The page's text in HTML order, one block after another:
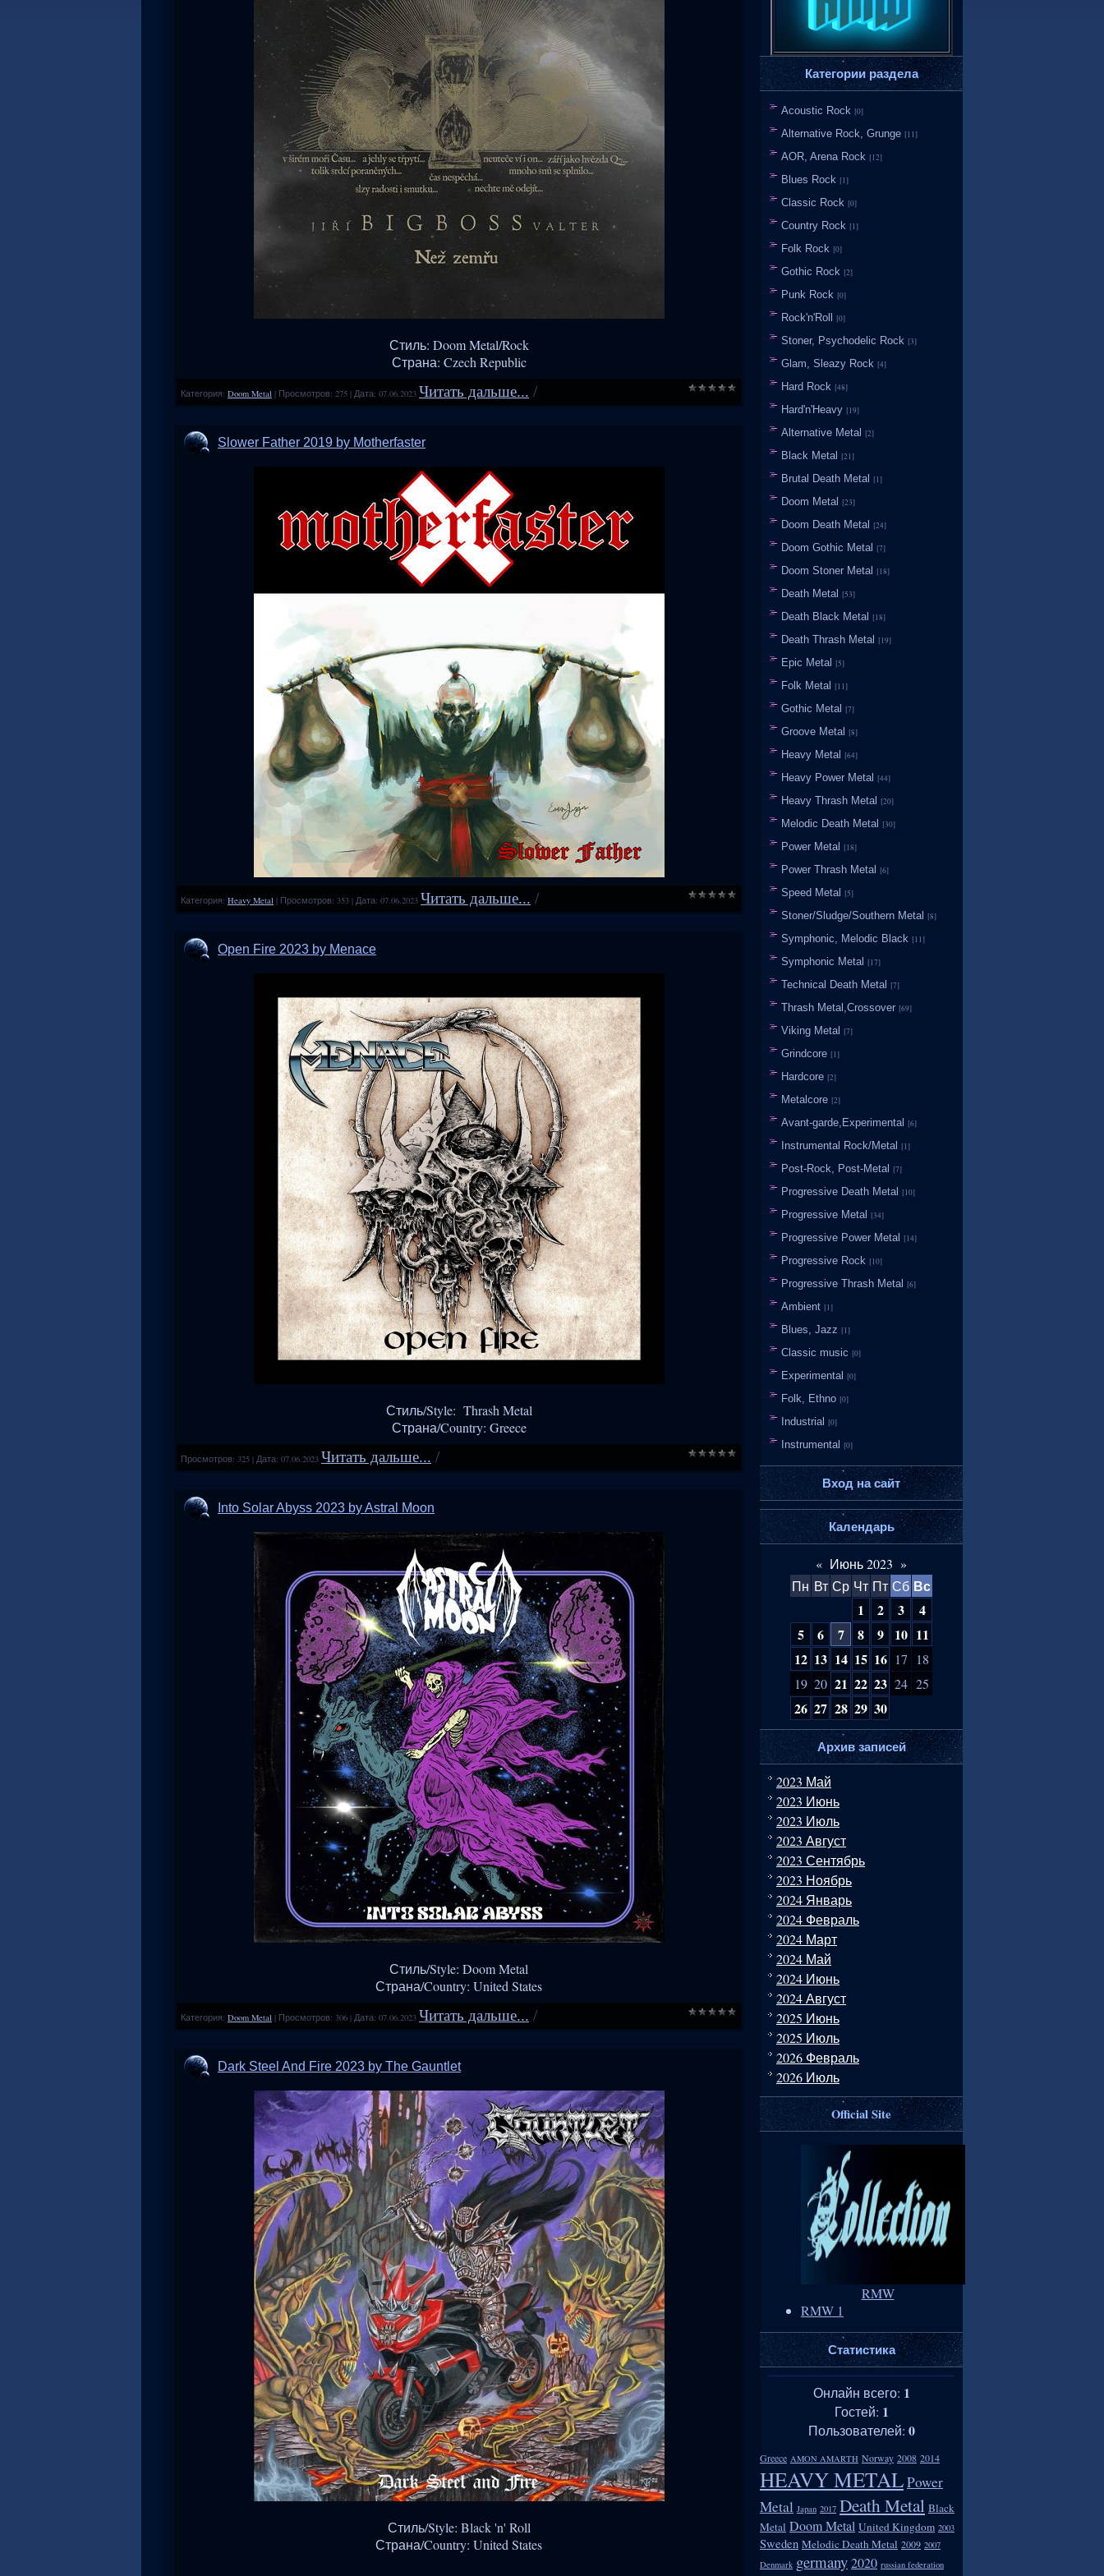
Стиль: Doom Metal/Rock
Страна: Czech Republic
Категория: Doom Metal | Просмотров: 275 | Дата: 07.06.2023 Читать дальше... /
Slower Father 2019 by Motherfaster
Категория: Heavy Metal | Просмотров: 353 | Дата: 07.06.2023 Читать дальше... /
Open Fire 2023 by Menace
Стиль/Style: Thrash Metal
Страна/Country: Greece
Просмотров: 325 | Дата: 07.06.2023 Читать дальше... /
Into Solar Abyss 2023 by Astral Moon
Стиль/Style: Doom Metal
Страна/Country: United States
Категория: Doom Metal | Просмотров: 306 | Дата: 07.06.2023 Читать дальше... /
Dark Steel And Fire 2023 by The Gauntlet
Стиль/Style: Black 'n' Roll
Страна/Country: United States
Категории раздела
Acoustic Rock [0]
Alternative Rock, Grunge [11]
AOR, Arena Rock [12]
Blues Rock [1]
Classic Rock [0]
Country Rock [1]
Folk Rock [0]
Gothic Rock [2]
Punk Rock [0]
Rock'n'Roll [0]
Stoner, Psychodelic Rock [3]
Glam, Sleazy Rock [4]
Hard Rock [48]
Hard'n'Heavy [19]
Alternative Metal [2]
Black Metal [21]
Brutal Death Metal [1]
Doom Metal [23]
Doom Death Metal [24]
Doom Gothic Metal [7]
Doom Stoner Metal [18]
Death Metal [53]
Death Black Metal [18]
Death Thrash Metal [19]
Epic Metal [5]
Folk Metal [11]
Gothic Metal [7]
Groove Metal [8]
Heavy Metal [64]
Heavy Power Metal [44]
Heavy Thrash Metal [20]
Melodic Death Metal [30]
Power Metal [18]
Power Thrash Metal [6]
Speed Metal [5]
Stoner/Sludge/Southern Metal [8]
Symphonic, Melodic Black [11]
Symphonic Metal [17]
Technical Death Metal [7]
Thrash Metal,Crossover [69]
Viking Metal [7]
Grindcore [1]
Hardcore [2]
Metalcore [2]
Avant-garde,Experimental [6]
Instrumental Rock/Metal [1]
Post-Rock, Post-Metal [7]
Progressive Death Metal [10]
Progressive Metal [34]
Progressive Power Metal [14]
Progressive Rock [10]
Progressive Thrash Metal [6]
Ambient [1]
Blues, Jazz [1]
Classic music [0]
Experimental [0]
Folk, Ethno [0]
Industrial [0]
Instrumental [0]
Вход на сайт
Календарь
« Июнь 2023 »
Пн Вт Ср Чт Пт Сб Вс
1
2 3
4
5
6 7 8 9 10 11
12 13 14 15 16 17
18
19 20 21 22 23 24 25
26 27 28 29 30
Архив записей
2023 Май
2023 Июнь
2023 Июль
2023 Август
2023 Сентябрь
2023 Ноябрь
2024 Январь
2024 Февраль
2024 Март
2024 Май
2024 Июнь
2024 Август
2025 Июнь
2025 Июль
2026 Февраль
2026 Июль
Official Site
RMW
RMW 1
Статистика
Онлайн всего: 1
Гостей: 1
Пользователей: 0
Greece AMON AMARTH Norway 2008 2014
HEAVY METALPower
Metal Japan 2017 Death Metal Black
Metal Doom Metal United Kingdom 2003
Sweden Melodic Death Metal 2009 2007
Denmark germany2020 russian federation